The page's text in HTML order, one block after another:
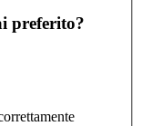
preferito?